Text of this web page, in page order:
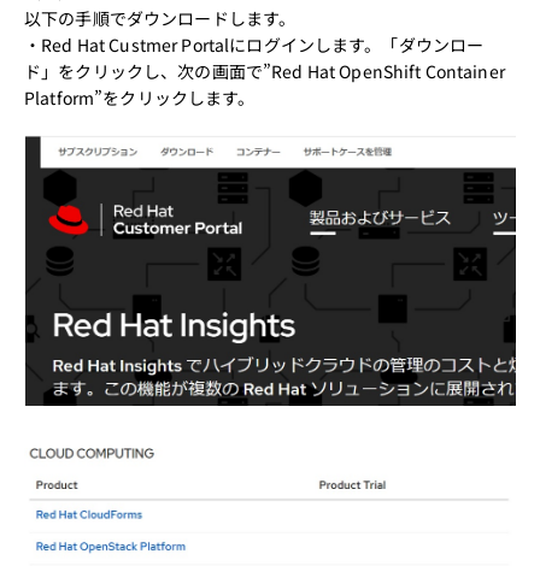
以下の手順でダウンロードします。
・ Red Hat Custmer Portalにログインします。「ダウンロー
ド」をクリックし、次の画面で”Red Hat OpenShift Container
Platform”をクリックします。